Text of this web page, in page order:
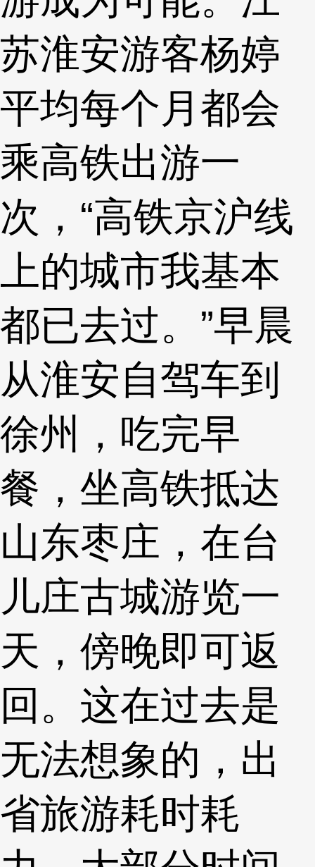
苏淮安游客杨婷
平均每个月都会
乘高铁出游一
次，“高铁京沪线
上的城市我基本
都已去过。”早晨
从淮安自驾车到
徐州，吃完早
餐，坐高铁抵达
山东枣庄，在台
儿庄古城游览一
天，傍晚即可返
回。这在过去是
无法想象的，出
省旅游耗时耗